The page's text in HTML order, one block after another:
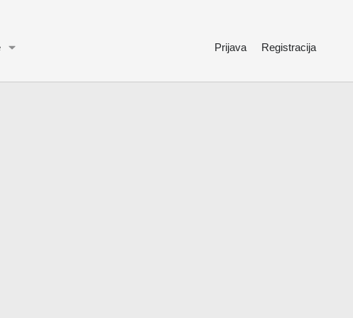
Prijava Registracija